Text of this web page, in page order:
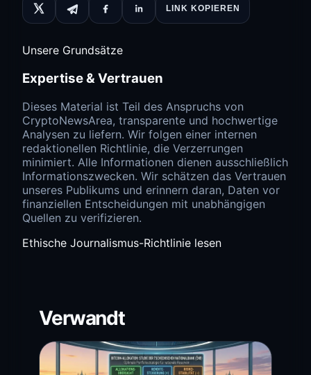
LINK KOPIEREN
Unsere Grundsätze
Expertise & Vertrauen
Dieses Material ist Teil des Anspruchs von
CryptoNewsArea, transparente und hochwertige
Analysen zu liefern. Wir folgen einer internen
redaktionellen Richtlinie, die Verzerrungen
minimiert. Alle Informationen dienen ausschließlich
Informationszwecken. Wir schätzen das Vertrauen
unseres Publikums und erinnern daran, Daten vor
finanziellen Entscheidungen mit unabhängigen
Quellen zu verifizieren.
Ethische Journalismus-Richtlinie lesen
Verwandt